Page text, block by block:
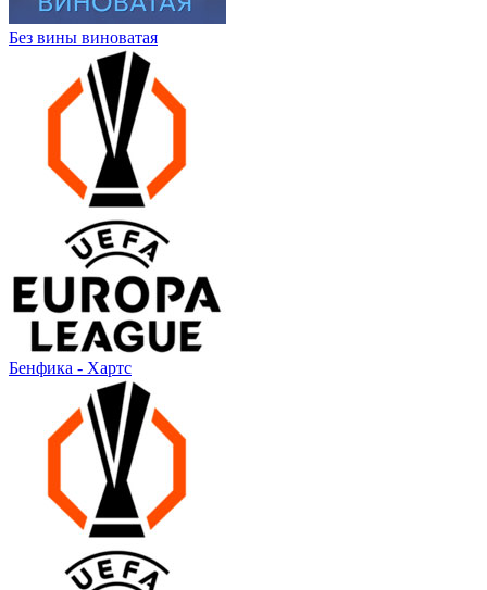
Без вины виноватая
Бенфика - Хартс